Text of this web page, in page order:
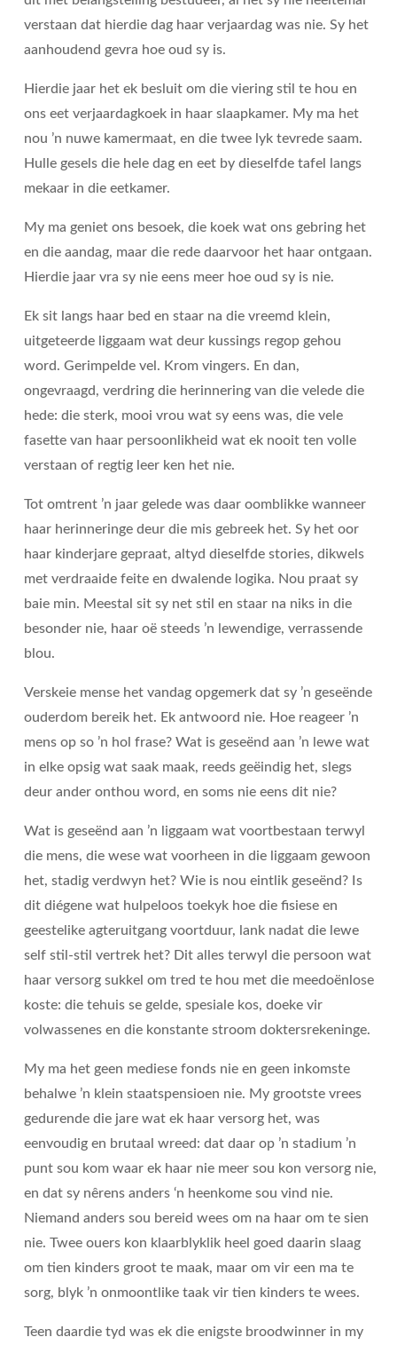
verstaan dat hierdie dag haar verjaardag was nie. Sy het
aanhoudend gevra hoe oud sy is.
Hierdie jaar het ek besluit om die viering stil te hou en
ons eet verjaardagkoek in haar slaapkamer. My ma het
nou ’n nuwe kamermaat, en die twee lyk tevrede saam.
Hulle gesels die hele dag en eet by dieselfde tafel langs
mekaar in die eetkamer.
My ma geniet ons besoek, die koek wat ons gebring het
en die aandag, maar die rede daarvoor het haar ontgaan.
Hierdie jaar vra sy nie eens meer hoe oud sy is nie.
Ek sit langs haar bed en staar na die vreemd klein,
uitgeteerde liggaam wat deur kussings regop gehou
word. Gerimpelde vel. Krom vingers. En dan,
ongevraagd, verdring die herinnering van die velede die
hede: die sterk, mooi vrou wat sy eens was, die vele
fasette van haar persoonlikheid wat ek nooit ten volle
verstaan of regtig leer ken het nie.
Tot omtrent ’n jaar gelede was daar oomblikke wanneer
haar herinneringe deur die mis gebreek het. Sy het oor
haar kinderjare gepraat, altyd dieselfde stories, dikwels
met verdraaide feite en dwalende logika. Nou praat sy
baie min. Meestal sit sy net stil en staar na niks in die
besonder nie, haar oë steeds ’n lewendige, verrassende
blou.
Verskeie mense het vandag opgemerk dat sy ’n geseënde
ouderdom bereik het. Ek antwoord nie. Hoe reageer ’n
mens op so ’n hol frase? Wat is geseënd aan ’n lewe wat
in elke opsig wat saak maak, reeds geëindig het, slegs
deur ander onthou word, en soms nie eens dit nie?
Wat is geseënd aan ’n liggaam wat voortbestaan terwyl
die mens, die wese wat voorheen in die liggaam gewoon
het, stadig verdwyn het? Wie is nou eintlik geseënd? Is
dit diégene wat hulpeloos toekyk hoe die fisiese en
geestelike agteruitgang voortduur, lank nadat die lewe
self stil-stil vertrek het? Dit alles terwyl die persoon wat
haar versorg sukkel om tred te hou met die meedoënlose
koste: die tehuis se gelde, spesiale kos, doeke vir
volwassenes en die konstante stroom doktersrekeninge.
My ma het geen mediese fonds nie en geen inkomste
behalwe ’n klein staatspensioen nie. My grootste vrees
gedurende die jare wat ek haar versorg het, was
eenvoudig en brutaal wreed: dat daar op ’n stadium ’n
punt sou kom waar ek haar nie meer sou kon versorg nie,
en dat sy nêrens anders ‘n heenkome sou vind nie.
Niemand anders sou bereid wees om na haar om te sien
nie. Twee ouers kon klaarblyklik heel goed daarin slaag
om tien kinders groot te maak, maar om vir een ma te
sorg, blyk ’n onmoontlike taak vir tien kinders te wees.
Teen daardie tyd was ek die enigste broodwinner in my